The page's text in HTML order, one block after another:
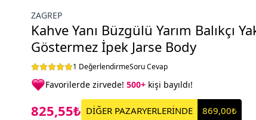
ZAGREP
Kahve Yanı Büzgülü Yarım Balıkçı
Göstermez İpek Jarse Body
1 DeğerlendirmeSoru Cevap
Favorilerde zirvede! 500+ kişi bayıldı!
825,55₺ DİĞER PAZARYERLERİNDE 869,00₺